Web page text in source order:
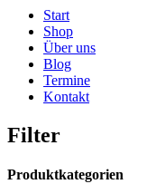
Start
Shop
Über uns
Blog
Termine
Kontakt
Filter
Produktkategorien